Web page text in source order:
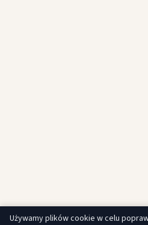
Używamy plików cookie w celu